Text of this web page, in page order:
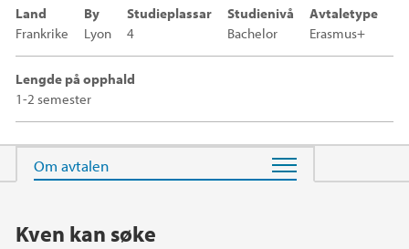
Land
Frankrike
By
Lyon
Studieplassar
4
Studienivå
Bachelor
Avtaletype
Erasmus+
Lengde på opphald
1-2 semester
Hovedinnhold
Kven kan søke